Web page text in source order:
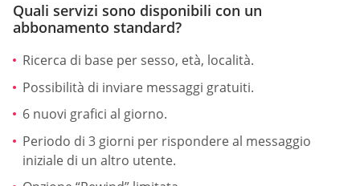
Quali servizi sono disponibili con un
abbonamento standard?
Ricerca di base per sesso, età, località.
Possibilità di inviare messaggi gratuiti.
6 nuovi grafici al giorno.
Periodo di 3 giorni per rispondere al messaggio
iniziale di un altro utente.